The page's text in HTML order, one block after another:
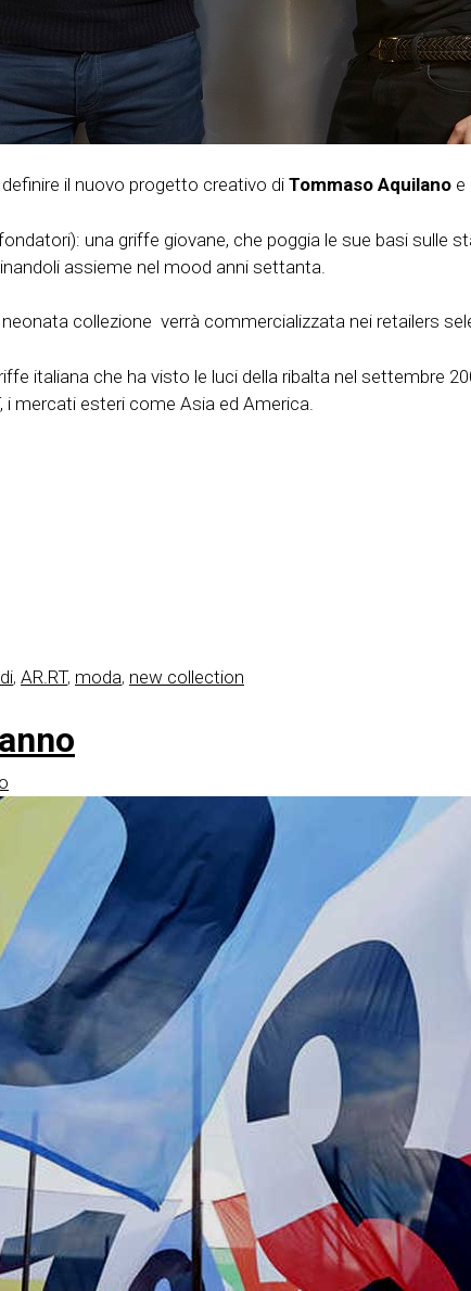
il nuovo progetto creativo di Tommaso Aquilano e
una griffe giovane, che poggia le sue basi sulle
assieme nel mood anni settanta.
collezione verrà commercializzata nei retailers
italiana che ha visto le luci della ribalta nel settembre
i mercati esteri come Asia ed America.
, AR.RT, moda, new collection